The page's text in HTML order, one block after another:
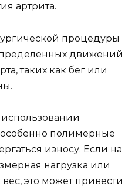
артрита.
процедуры
движений
таких как бег или
особенно полимерные
износу. Если на
нагрузка или
это может привести